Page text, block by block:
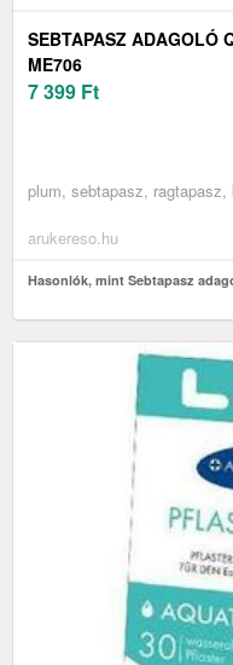
SEBTAPASZ ADAGOLÓ
ME706
7 399 Ft
plum, sebtapasz, ragtapasz,
arukereso.hu
Hasonlók, mint Sebtapasz